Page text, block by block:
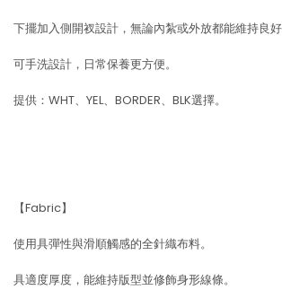
下擺加入側開衩設計，無論內紮或外放都能維持良好
可手洗設計，日常保養更方便。
提供：WHT、YEL、BORDER、BLK選擇。
【Fabric】
使用具彈性與滑順觸感的全針織布料。
具適度厚度，能維持版型並修飾身形線條。